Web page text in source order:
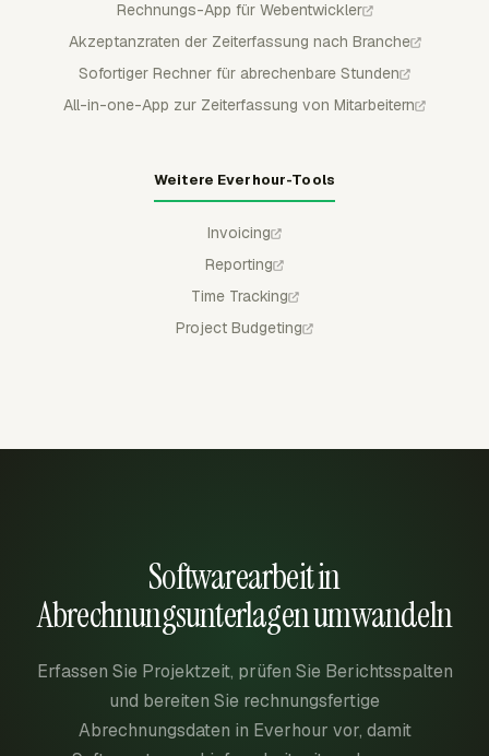
Rechnungs-App für Webentwickler
Akzeptanzraten der Zeiterfassung nach Branche
Sofortiger Rechner für abrechenbare Stunden
All-in-one-App zur Zeiterfassung von Mitarbeitern
Weitere Everhour-Tools
Invoicing
Reporting
Time Tracking
Project Budgeting
Softwarearbeit in
Abrechnungsunterlagen umwandeln
Erfassen Sie Projektzeit, prüfen Sie Berichtsspalten
und bereiten Sie rechnungsfertige
Abrechnungsdaten in Everhour vor, damit